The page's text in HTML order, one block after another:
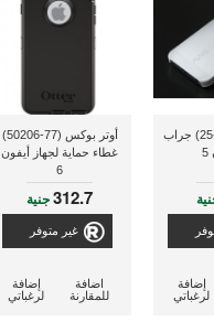
أفيكيو (80111-25) جراب
إضافة
لرغباتي
أوتر بوكس (77-50206)
غطاء حماية لجهاز أيفون
6
312.7جنية
غير متوفر
إضافة
لرغباتي
اضافة
للمقارنة